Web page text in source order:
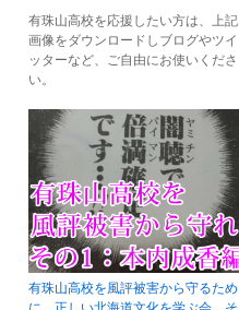
有珠山高校を応援したい方は、上記
画像をダウンロードしブログやツイ
ッターなど、ご自由にお使いくださ
い。
有珠山高校を風評被害から守るため